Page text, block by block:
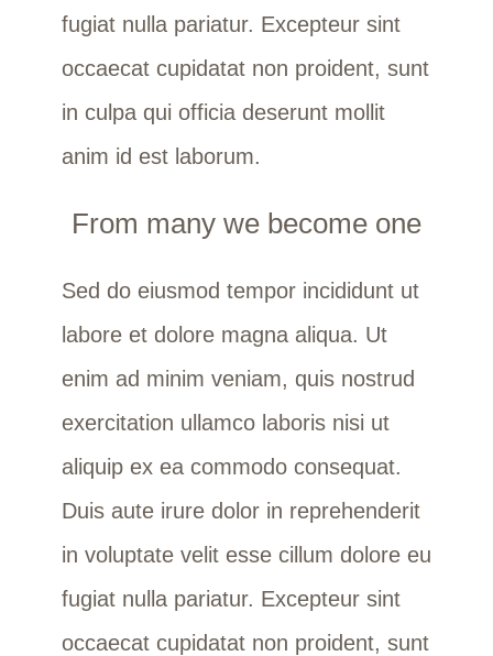
fugiat nulla pariatur. Excepteur sint
occaecat cupidatat non proident, sunt
in culpa qui officia deserunt mollit
anim id est laborum.
From many we become one
Sed do eiusmod tempor incididunt ut
labore et dolore magna aliqua. Ut
enim ad minim veniam, quis nostrud
exercitation ullamco laboris nisi ut
aliquip ex ea commodo consequat.
Duis aute irure dolor in reprehenderit
in voluptate velit esse cillum dolore eu
fugiat nulla pariatur. Excepteur sint
occaecat cupidatat non proident, sunt